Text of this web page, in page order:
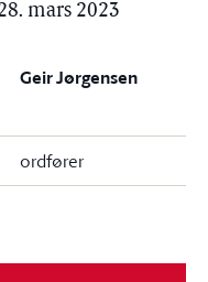
mars 2023
Geir Jørgensen
ordfører